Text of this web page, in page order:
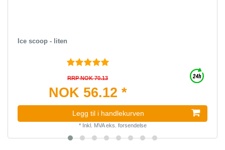
Ice scoop - liten
RRP NOK 70.13
NOK 56.12 *
Legg til i handlekurven
* Inkl. MVAeks. forsendelse